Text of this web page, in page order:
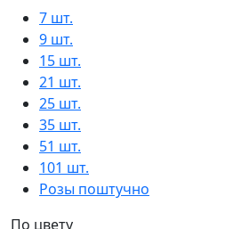
7 шт.
9 шт.
15 шт.
21 шт.
25 шт.
35 шт.
51 шт.
101 шт.
Розы поштучно
По цвету